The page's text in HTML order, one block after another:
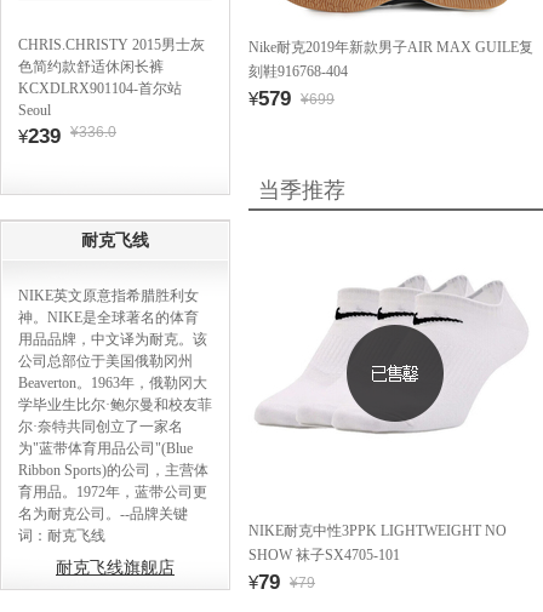
CHRIS.CHRISTY 2015男士灰
色简约款舒适休闲长裤
KCXDLRX901104-首尔站
Seoul
¥239 ¥336.0
耐克飞线
NIKE英文原意指希腊胜利女
神。NIKE是全球著名的体育
用品品牌，中文译为耐克。该
公司总部位于美国俄勒冈州
Beaverton。1963年，俄勒冈大
学毕业生比尔·鲍尔曼和校友菲
尔·奈特共同创立了一家名
为"蓝带体育用品公司"(Blue
Ribbon Sports)的公司，主营体
育用品。1972年，蓝带公司更
名为耐克公司。--品牌关键
词：耐克飞线
耐克飞线旗舰店
Nike耐克2019年新款男子AIR MAX GUILE复
刻鞋916768-404
¥579 ¥699
当季推荐
NIKE耐克中性3PPK LIGHTWEIGHT NO
SHOW 袜子SX4705-101
¥79 ¥79